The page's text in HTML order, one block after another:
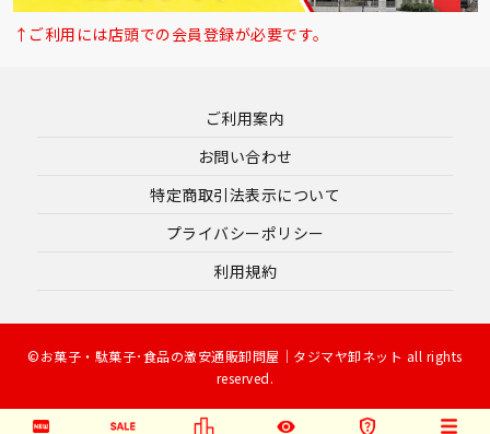
↑ご利用には店頭での会員登録が必要です。
ご利用案内
お問い合わせ
特定商取引法表示について
プライバシーポリシー
利用規約
©お菓子・駄菓子･食品の激安通販卸問屋｜タジマヤ卸ネット all rights
reserved.